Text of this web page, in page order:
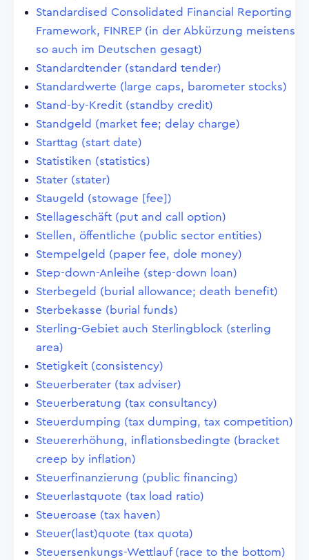
Standardised Consolidated Financial Reporting
Framework, FINREP (in der Abkürzung meistens
so auch im Deutschen gesagt)
Standardtender (standard tender)
Standardwerte (large caps, barometer stocks)
Stand-by-Kredit (standby credit)
Standgeld (market fee; delay charge)
Starttag (start date)
Statistiken (statistics)
Stater (stater)
Staugeld (stowage [fee])
Stellageschäft (put and call option)
Stellen, öffentliche (public sector entities)
Stempelgeld (paper fee, dole money)
Step-down-Anleihe (step-down loan)
Sterbegeld (burial allowance; death benefit)
Sterbekasse (burial funds)
Sterling-Gebiet auch Sterlingblock (sterling
area)
Stetigkeit (consistency)
Steuerberater (tax adviser)
Steuerberatung (tax consultancy)
Steuerdumping (tax dumping, tax competition)
Steuererhöhung, inflationsbedingte (bracket
creep by inflation)
Steuerfinanzierung (public financing)
Steuerlastquote (tax load ratio)
Steueroase (tax haven)
Steuer(last)quote (tax quota)
Steuersenkungs-Wettlauf (race to the bottom)